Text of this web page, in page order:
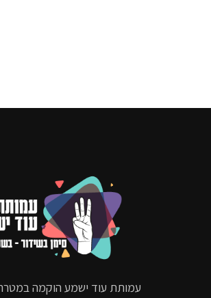
עמותת עוד ישמע הוקמה